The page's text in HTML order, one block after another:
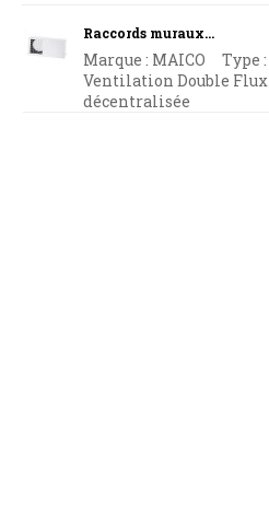
Raccords muraux...
Marque : MAICO Type :
Ventilation Double Flux
décentralisée